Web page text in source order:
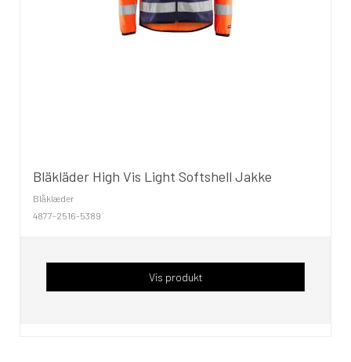
Bläkläder High Vis Light Softshell Jakke
Blåklæder
4877-2516-5389
Vis produkt